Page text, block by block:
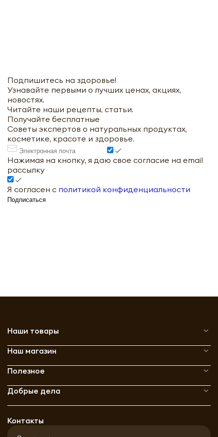
Подпишитесь на здоровье!
Узнавайте первыми о лучших ценах, акциях,
новостях.
Читайте наши рецепты, статьи.
Получайте бесплатные
Советы экспертов о натуральных продуктах,
косметике, красоте и здоровье.
Нажимая на кнопку, я даю свое согласие на email
рассылку
Я согласен с политикой конфиденциальности
Подписаться
Наши товары
Наш магазин
Полезное
Добрые дела
Контакты